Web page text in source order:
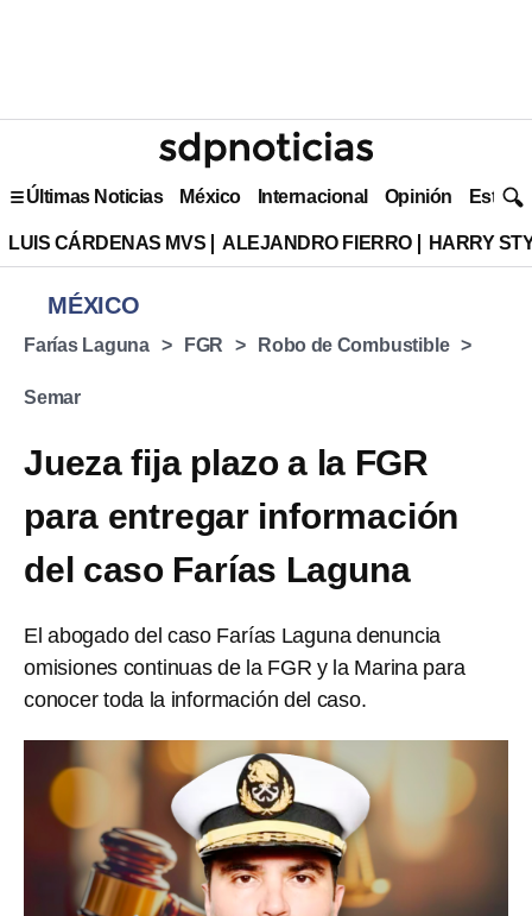
Últimas Noticias México Internacional Opinión Estilo
LUIS CÁRDENAS MVS ALEJANDRO FIERRO HARRY
MÉXICO
Farías Laguna FGR Robo de Combustible
Semar
Jueza fija plazo a la FGR
para entregar información
del caso Farías Laguna
El abogado del caso Farías Laguna denuncia
omisiones continuas de la FGR y la Marina para
conocer toda la información del caso.